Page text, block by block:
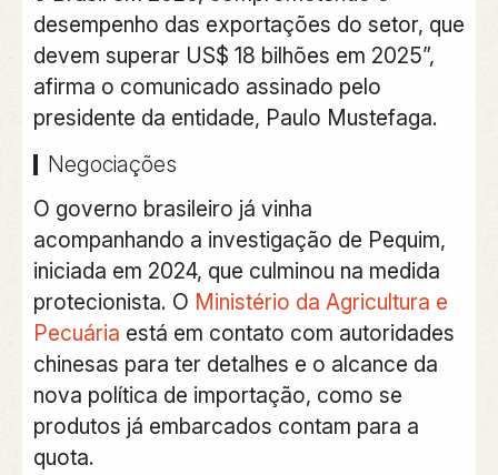
desempenho das exportações do setor, que
devem superar US$ 18 bilhões em 2025”,
afirma o comunicado assinado pelo
presidente da entidade, Paulo Mustefaga.
Negociações
O governo brasileiro já vinha
acompanhando a investigação de Pequim,
iniciada em 2024, que culminou na medida
protecionista. O Ministério da Agricultura e
Pecuária está em contato com autoridades
chinesas para ter detalhes e o alcance da
nova política de importação, como se
produtos já embarcados contam para a
quota.